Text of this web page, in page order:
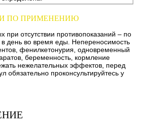
ПО ПРИМЕНЕНИЮ
при отсутствии противопоказаний – по
в день во время еды. Непереносимость
фенилкетонурия, одновременный
беременность, кормление
нежелательных эффектов, перед
обязательно проконсультируйтесь у